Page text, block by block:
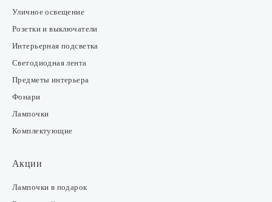
Уличное освещение
Розетки и выключатели
Интерьерная подсветка
Светодиодная лента
Предметы интерьера
Фонари
Лампочки
Комплектующие
Акции
Лампочки в подарок